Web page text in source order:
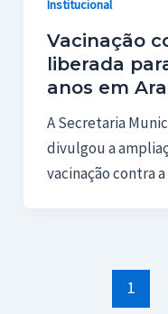
Institucional
Vacinação
liberada
anos em
A Secretaria
divulgou a
vacinação contra
1